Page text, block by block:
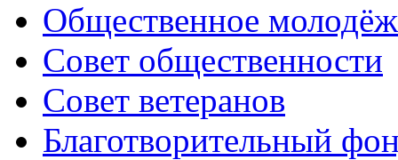
Общественное
Совет общественности
Совет ветеранов
Благотворительный